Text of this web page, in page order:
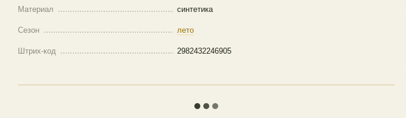
Материал синтетика
Сезон лето
Штрих-код 2982432246905